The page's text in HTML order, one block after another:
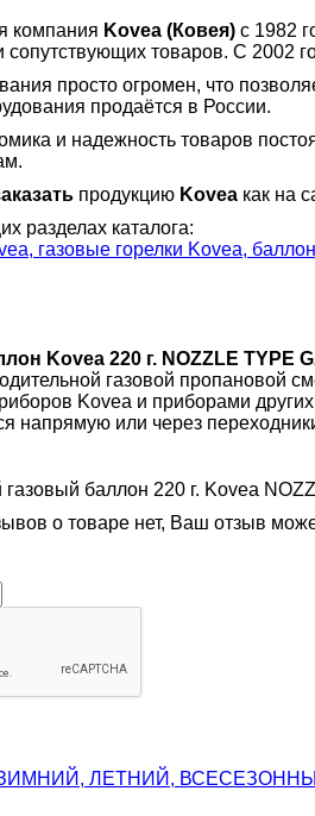
компания Kovea (Ковея) с 1982
сопутствующих товаров. С 2002
просто огромен, что
продаётся в России.
и надежность товаров
продукцию Kovea как на
разделах каталога:
газовые горелки Kovea,
Kovea 220 г. NOZZLE TYPE
газовой пропановой
Kovea и приборами
напрямую или через
баллон 220 г. Kovea
о товаре нет, Ваш отзыв
ЗИМНИЙ, ЛЕТНИЙ,